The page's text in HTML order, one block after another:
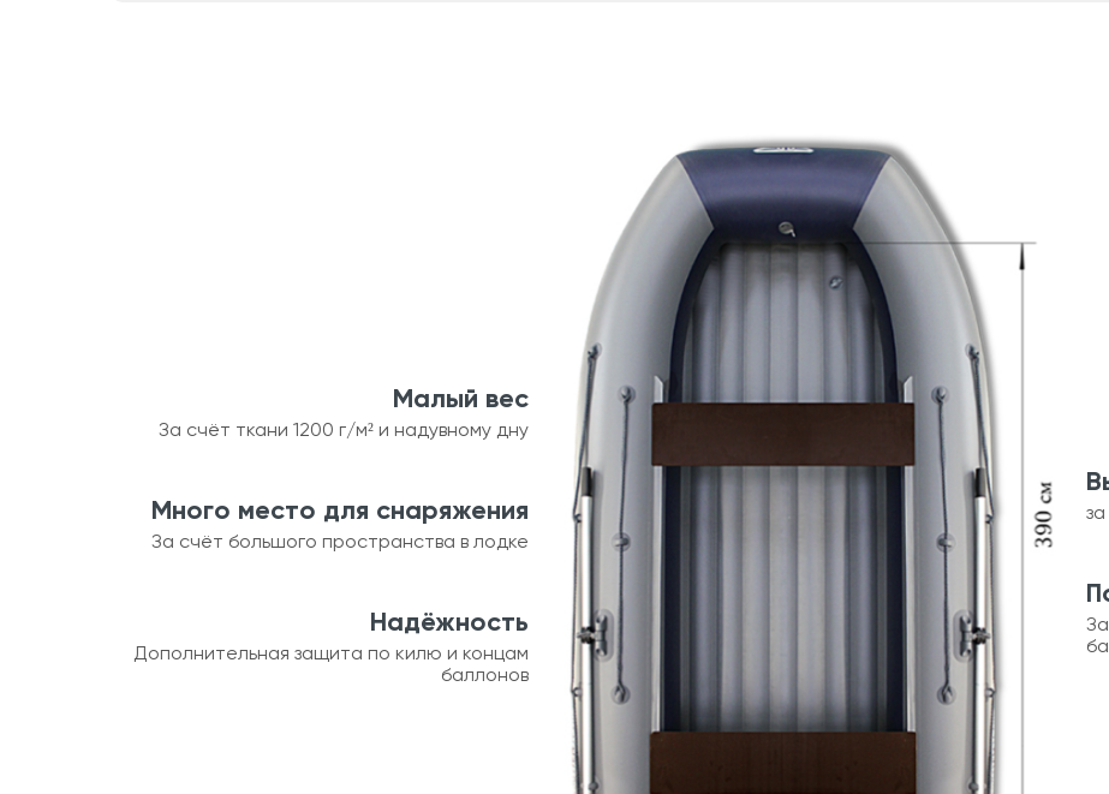
Малый вес
За счёт ткани 1200 г/м² и надувному дну
Много место для снаряжения
За счёт большого пространства в лодке
Надёжность
Дополнительная защита по килю и концам
баллонов